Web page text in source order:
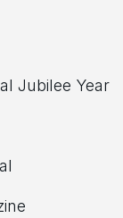
Jubilee Year